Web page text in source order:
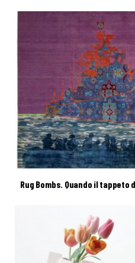
Rug Bombs. Quando il